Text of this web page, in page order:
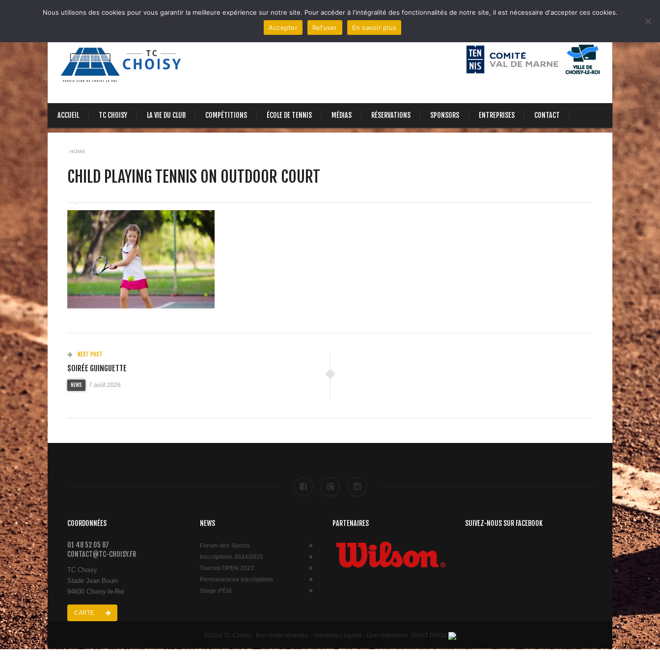
ACCUEIL TC CHOISY LA VIE DU CLUB COMPÉTITIONS ÉCOLE DE TENNIS MÉDIAS RÉSERVATIONS SPONSORS ENTREPRISES CONTACT
HOME
CHILD PLAYING TENNIS ON OUTDOOR COURT
NEXT POST
SOIRÉE GUINGUETTE
NEWS 7 août 2026
COORDONNÉES
01 48 52 05 87
CONTACT@TC-CHOISY.FR
TC Choisy
Stade Jean Bouin
94600 Choisy-le-Roi
CARTE
NEWS
Forum des Sports
Inscriptions 2024/2025
Tournoi OPEN 2023
Permanences inscriptions
Stage d’Été
PARTENAIRES SUIVEZ-NOUS SUR FACEBOOK
©2024 TC Choisy , tous droits réservés. - Mentions Légales - Une réalisation SIGHT PROD
Nous utilisons des cookies pour vous garantir la meilleure expérience sur notre site. Pour accéder à l'intégralité des fonctionnalités de notre site, il est nécessaire d'accepter ces cookies.
Accepter
Refuser En savoir plus